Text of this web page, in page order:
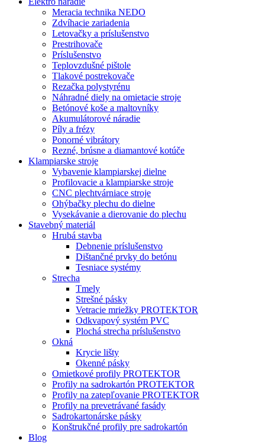
Meracia technika NEDO
Zdvíhacie zariadenia
Letovačky a príslušenstvo
Prestrihovače
Príslušenstvo
Teplovzdušné pištole
Tlakové postrekovače
Rezačka polystyrénu
Náhradné diely na omietacie stroje
Betónové koše a maltovníky
Akumulátorové náradie
Píly a frézy
Ponorné vibrátory
Rezné, brúsne a diamantové kotúče
Klampiarske stroje
Vybavenie klampiarskej dielne
Profilovacie a klampiarske stroje
CNC plechtvárniace stroje
Ohýbačky plechu do dielne
Vysekávanie a dierovanie do plechu
Stavebný materiál
Hrubá stavba
Debnenie príslušenstvo
Dištančné prvky do betónu
Tesniace systémy
Strecha
Tmely
Strešné pásky
Vetracie mriežky PROTEKTOR
Odkvapový systém PVC
Plochá strecha príslušenstvo
Okná
Krycie lišty
Okenné pásky
Omietkové profily PROTEKTOR
Profily na sadrokartón PROTEKTOR
Profily na zatepľovanie PROTEKTOR
Profily na prevetrávané fasády
Sadrokartonárske pásky
Konštrukčné profily pre sadrokartón
Blog